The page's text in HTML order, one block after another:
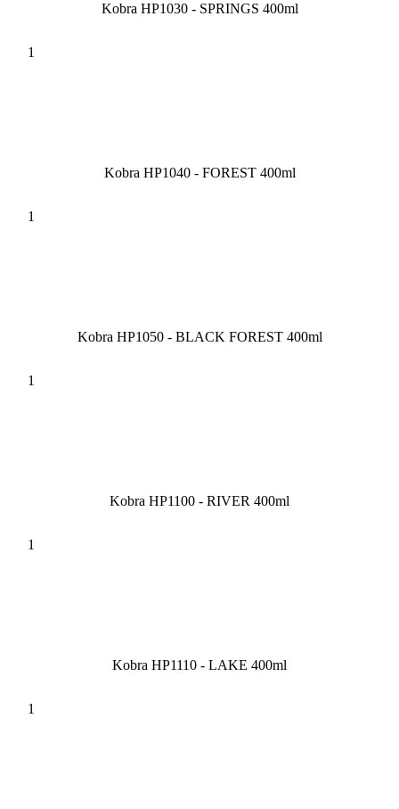
Kobra HP1030 - SPRINGS 400ml
Kobra HP1040 - FOREST 400ml
Kobra HP1050 - BLACK FOREST 400ml
Kobra HP1100 - RIVER 400ml
Kobra HP1110 - LAKE 400ml